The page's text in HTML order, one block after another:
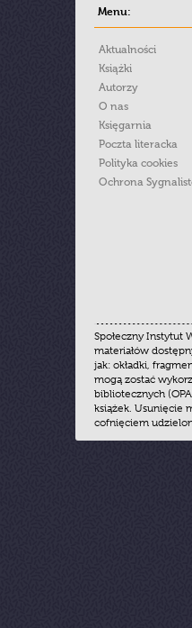
Menu:
Aktualności
Książki
Autorzy
O nas
Księgarnia
Poczta literacka
Polityka cookies
Ochrona
Społeczny Instytut
materiałów
jak: okładki,
mogą zostać
bibliotecznych
książek. Usunięcie
cofnięciem